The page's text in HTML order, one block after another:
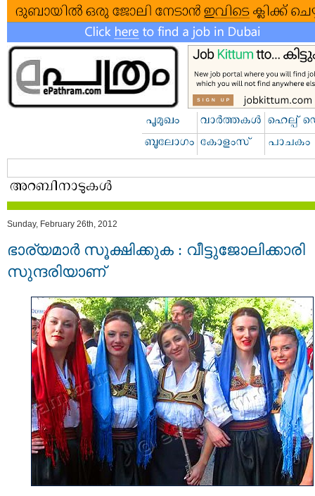
Sunday, February 26th, 2012
ഭാര്യമാര്‍ സൂക്ഷിക്കുക : വീട്ടുജോലിക്കാരി
സുന്ദരിയാണ്